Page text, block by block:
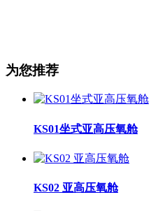
为您推荐
KS01坐式亚高压氧舱
KS02 亚高压氧舱